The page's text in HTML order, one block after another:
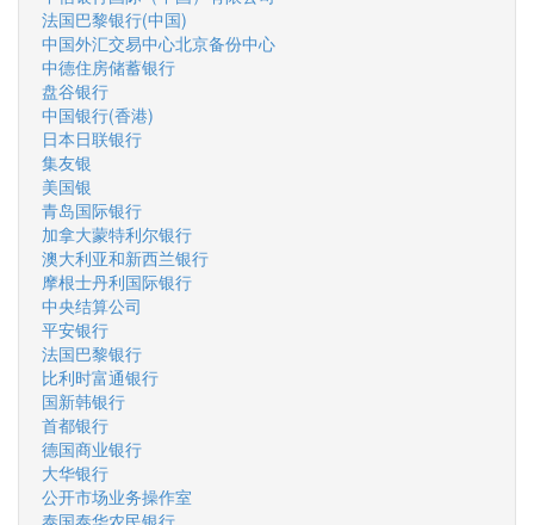
法国巴黎银行(中国)
中国外汇交易中心北京备份中心
中德住房储蓄银行
盘谷银行
中国银行(香港)
日本日联银行
集友银
美国银
青岛国际银行
加拿大蒙特利尔银行
澳大利亚和新西兰银行
摩根士丹利国际银行
中央结算公司
平安银行
法国巴黎银行
比利时富通银行
国新韩银行
首都银行
德国商业银行
大华银行
公开市场业务操作室
泰国泰华农民银行